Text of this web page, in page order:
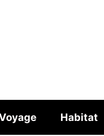
Habitat